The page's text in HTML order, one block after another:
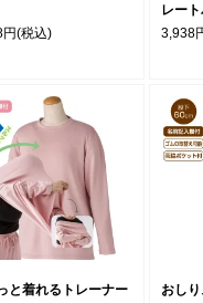
(税込)
レー
3,938
と着れるトレーナー
おし